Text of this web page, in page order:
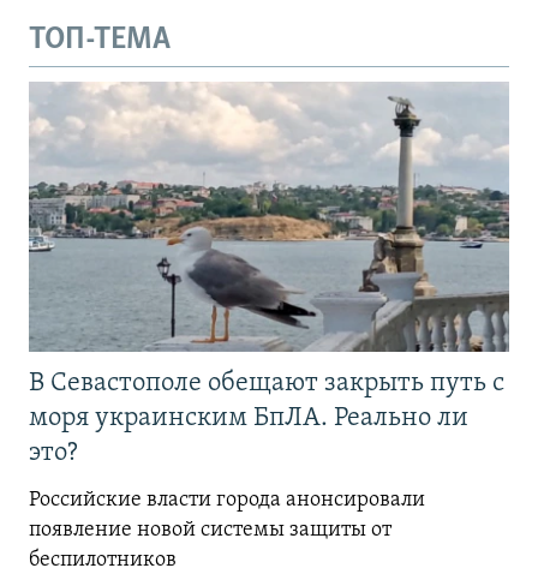
ТОП-ТЕМА
В Севастополе обещают закрыть путь с
моря украинским БпЛА. Реально ли
это?
Российские власти города анонсировали
появление новой системы защиты от
беспилотников